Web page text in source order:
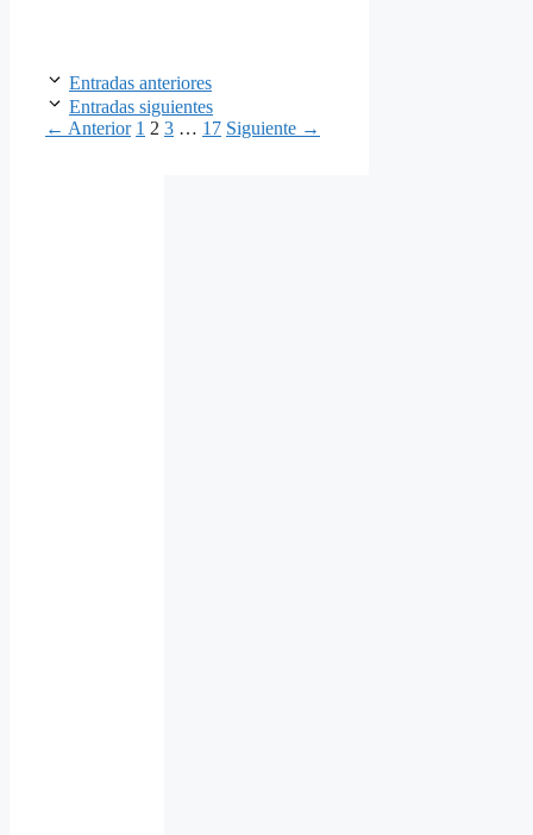
Entradas anteriores
Entradas siguientes
← Anterior Página
1 Página
2 Página
3 … Página
17 Siguiente →